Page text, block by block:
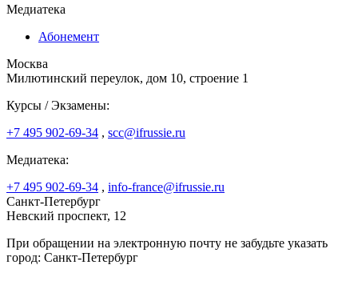
Медиатека
Абонемент
Москва
Милютинский переулок, дом 10, строение 1
Курсы / Экзамены:
+7 495 902-69-34 , scc@ifrussie.ru
Медиатека:
+7 495 902-69-34 , info-france@ifrussie.ru
Санкт-Петербург
Невский проспект, 12
При обращении на электронную почту не забудьте указать
город: Санкт-Петербург